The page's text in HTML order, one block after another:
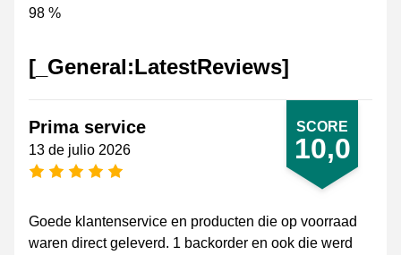
98 %
[_General:LatestReviews]
SCORE
10,0
Prima service
13 de julio 2026
[_General:NumberOfStarsPluralFormat]
Goede klantenservice en producten die op voorraad
waren direct geleverd. 1 backorder en ook die werd